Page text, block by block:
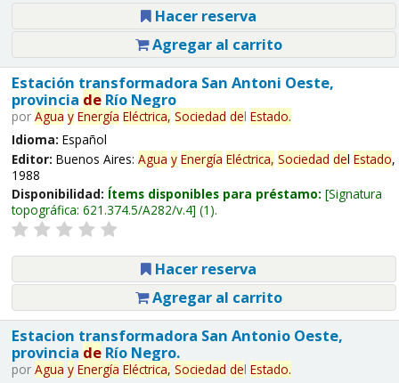
Hacer reserva
Agregar al carrito
Estación transformadora San Antoni Oeste,
provincia deRío Negro
por Agua y Energía Eléctrica, Sociedad del Estado.
Idioma: Español
Editor: Buenos Aires: Agua y Energía Eléctrica, Sociedad del Estado,
1988
Disponibilidad: Ítems disponibles para préstamo: Signatura
topográfica: 621.374.5/A282/v.4 (1).
Hacer reserva
Agregar al carrito
Estacion transformadora San Antonio Oeste,
provincia deRío Negro.
por Agua y Energía Eléctrica, Sociedad del Estado.